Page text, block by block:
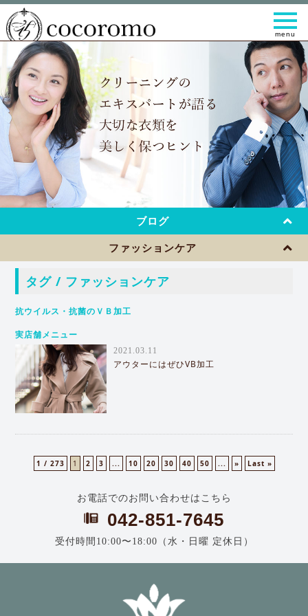
t
o
g
g
l
e
n
a
v
i
g
a
t
i
o
n
ブログ
ファッションケア
タグ / ファッションケア
抗ウイルス・抗菌のＶＢ加工
実店舗メニュー
2021.03.11
アウターにはぜひVB加工
1 / 273 1 2 3 ... 10 20 30 40 50 ... » Last »
お電話でのお問い合わせはこちら
042-851-7645
受付時間10:00〜18:00（水・日曜 定休日）